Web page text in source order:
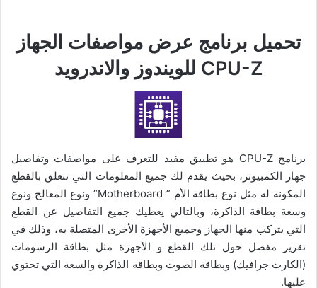
تحميل برنامج عرض مواصفات الجهاز
CPU-Z للويندوز والاندرويد
برنامج CPU-Z هو تطبيق مفيد للتعرف على مواصفات وتفاصيل
جهاز الكمبيوتر، بحيث يقدم لك جميع المعلومات التي تتعلق بالقطع
المكونة له مثل نوع بطاقة الأم ” Motherboard” ونوع المعالج ونوع
وسعة بطاقة الذاكرة، وبالتالي يعطيك جميع التفاصيل عن القطع
التي يتركب منها الجهاز وجميع الأجهزة الأخرى المتصلة به، وذلك في
تقرير مفصل حول تلك القطع و الأجهزة مثل بطاقة الرسومات
(الكارت جرافيك) وبطاقة الصوت وبطاقة الذاكرة والسعة التي تحتوي
عليها.